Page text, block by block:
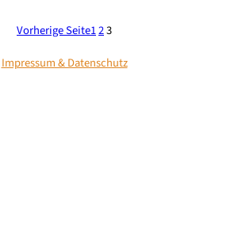
Vorherige Seite123
Impressum & Datenschutz